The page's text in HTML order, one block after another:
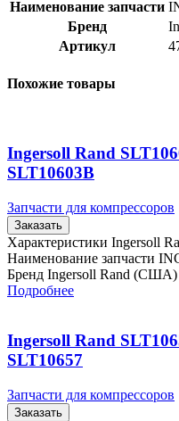
Наименование запчасти
Бренд
Артикул
Похожие товары
Ingersoll Rand
SLT10603B
Запчасти для компрессоров
Заказать
Характеристики Ingersoll
Наименование запчасти
Бренд Ingersoll Rand (США)
Подробнее
Ingersoll Rand
SLT10657
Запчасти для компрессоров
Заказать